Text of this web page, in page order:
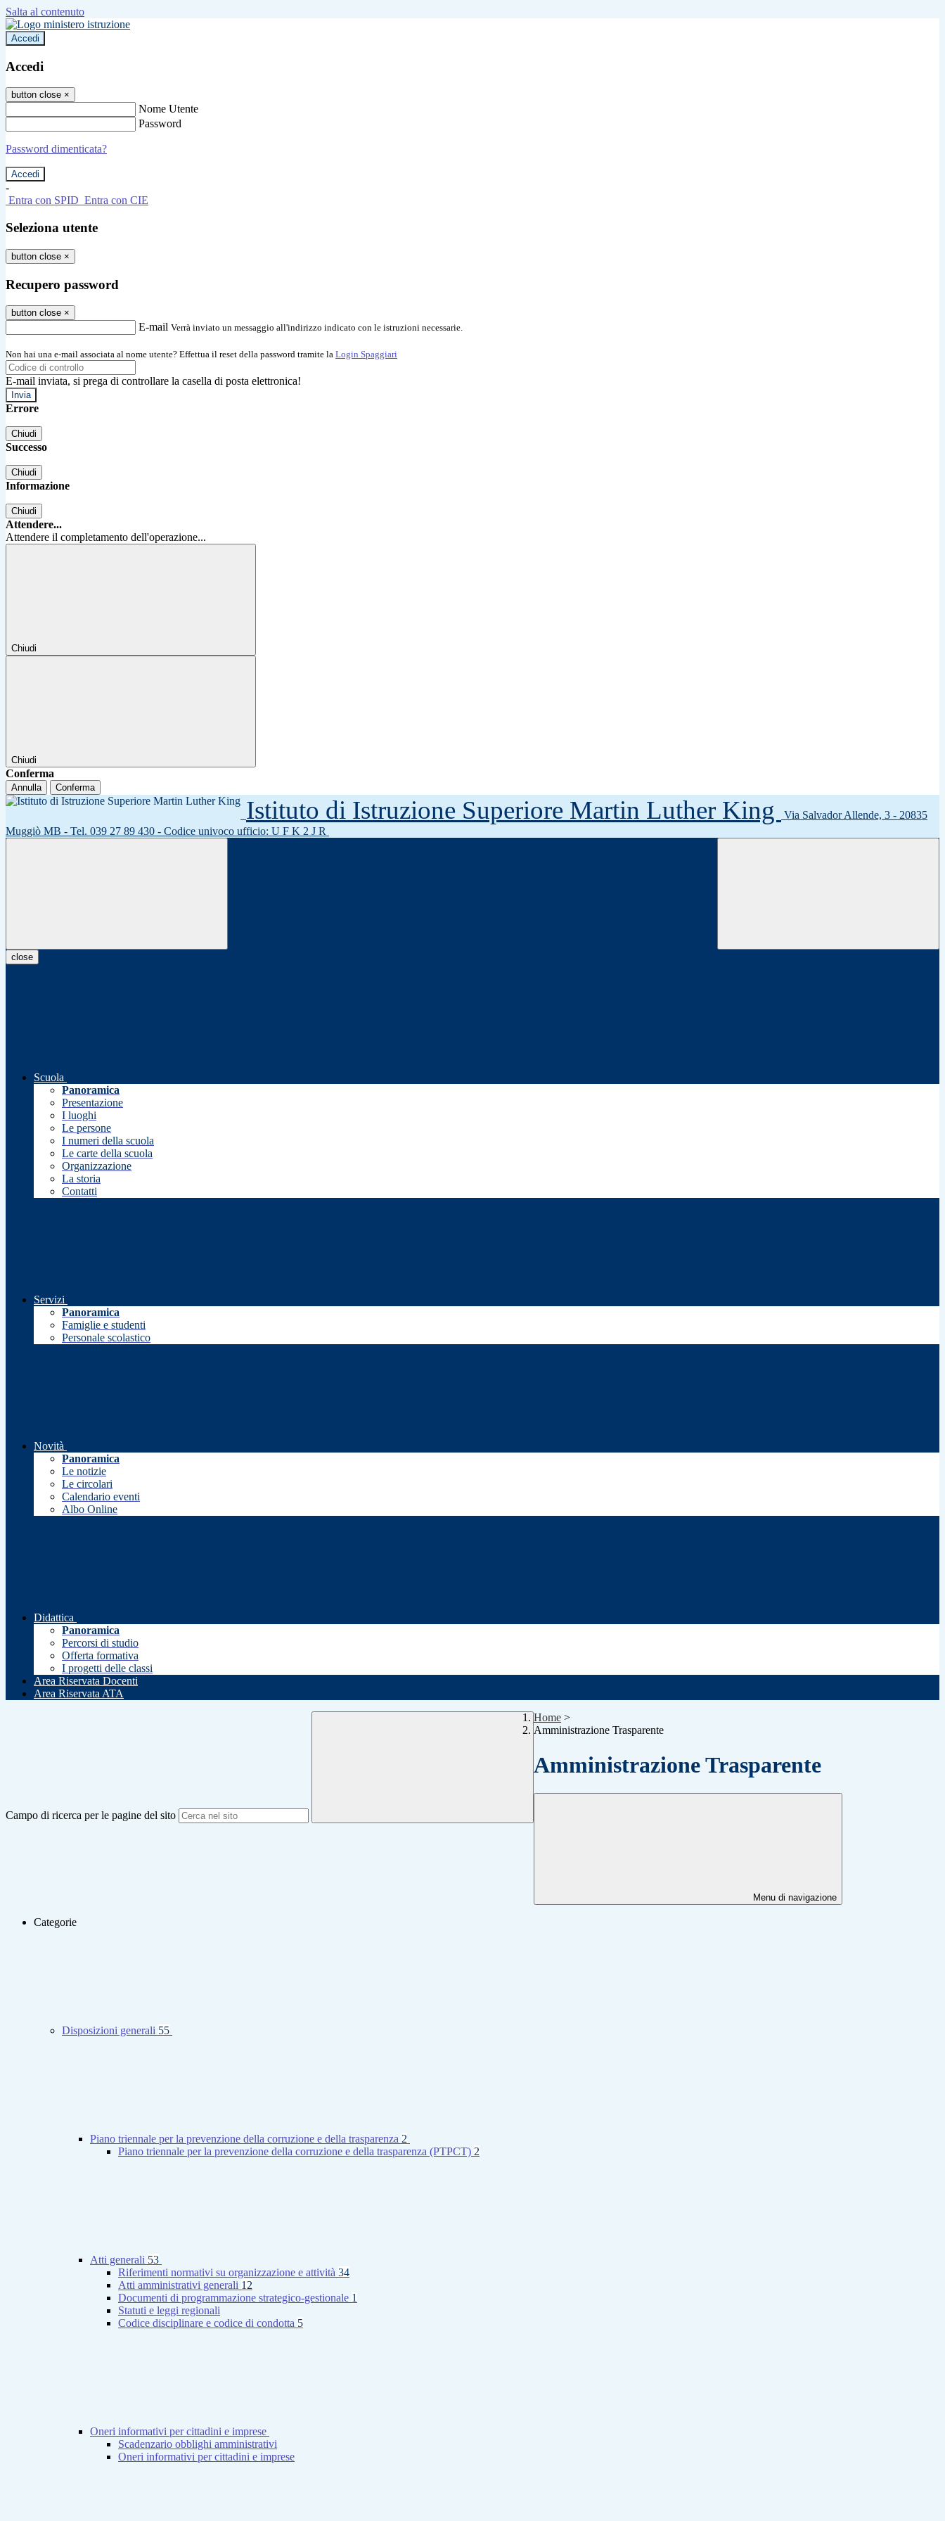
Salta al contenuto
Accedi
Accedi
button close ×
Nome Utente
Password
Password dimenticata?
-
Entra con SPID Entra con CIE
Seleziona utente
button close ×
Recupero password
button close ×
E-mail Verrà inviato un messaggio all'indirizzo indicato con le istruzioni necessarie.
Non hai una e-mail associata al nome utente? Effettua il reset della password tramite la Login Spaggiari
E-mail inviata, si prega di controllare la casella di posta elettronica!
Errore
Chiudi
Successo
Chiudi
Informazione
Chiudi
Attendere...
Attendere il completamento dell'operazione...
Chiudi
Chiudi
Conferma
Annulla Conferma
Istituto di Istruzione Superiore Martin Luther King
Via Salvador Allende, 3 - 20835
Muggiò MB - Tel. 039 27 89 430 - Codice univoco ufficio: U F K 2 J R
close
Scuola
Panoramica
Presentazione
I luoghi
Le persone
I numeri della scuola
Le carte della scuola
Organizzazione
La storia
Contatti
Servizi
Panoramica
Famiglie e studenti
Personale scolastico
Novità
Panoramica
Le notizie
Le circolari
Calendario eventi
Albo Online
Didattica
Panoramica
Percorsi di studio
Offerta formativa
I progetti delle classi
Area Riservata Docenti
Area Riservata ATA
Campo di ricerca per le pagine del sito
Home >
Amministrazione Trasparente
Amministrazione Trasparente
Menu di navigazione
Categorie
Disposizioni generali 55
Piano triennale per la prevenzione della corruzione e della trasparenza 2
Piano triennale per la prevenzione della corruzione e della trasparenza (PTPCT) 2
Atti generali 53
Riferimenti normativi su organizzazione e attività 34
Atti amministrativi generali 12
Documenti di programmazione strategico-gestionale 1
Statuti e leggi regionali
Codice disciplinare e codice di condotta 5
Oneri informativi per cittadini e imprese
Scadenzario obblighi amministrativi
Oneri informativi per cittadini e imprese